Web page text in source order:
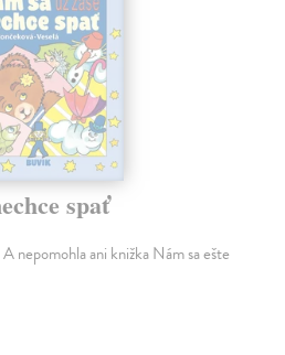
spať
nepomohla ani knižka Nám sa ešte